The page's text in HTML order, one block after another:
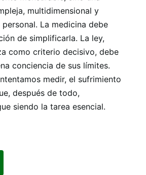
multidimensional y
La medicina debe
de simplificarla. La ley,
como criterio decisivo, debe
conciencia de sus límites.
medir, el sufrimiento
después de todo,
siendo la tarea esencial.